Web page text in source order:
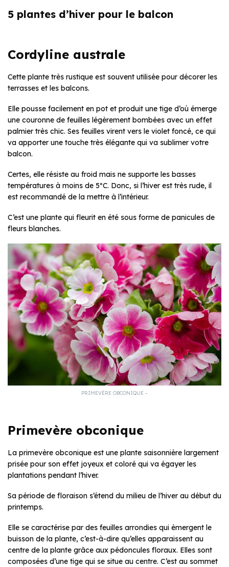
5 plantes d’hiver pour le balcon
Cordyline australe
Cette plante très rustique est souvent utilisée pour décorer les
terrasses et les balcons.
Elle pousse facilement en pot et produit une tige d’où émerge
une couronne de feuilles légèrement bombées avec un effet
palmier très chic. Ses feuilles virent vers le violet foncé, ce qui
va apporter une touche très élégante qui va sublimer votre
balcon.
Certes, elle résiste au froid mais ne supporte les basses
températures à moins de 5ºC. Donc, si l’hiver est très rude, il
est recommandé de la mettre à l’intérieur.
C’est une plante qui fleurit en été sous forme de panicules de
fleurs blanches.
PRIMEVÈRE OBCONIQUE –
Primevère obconique
La primevère obconique est une plante saisonnière largement
prisée pour son effet joyeux et coloré qui va égayer les
plantations pendant l’hiver.
Sa période de floraison s’étend du milieu de l’hiver au début du
printemps.
Elle se caractérise par des feuilles arrondies qui émergent le
buisson de la plante, c’est-à-dire qu’elles apparaissent au
centre de la plante grâce aux pédoncules floraux. Elles sont
composées d’une tige qui se situe au centre. C’est au sommet